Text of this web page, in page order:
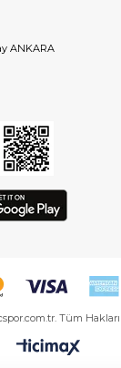
ANKARA
Tüm Hakları